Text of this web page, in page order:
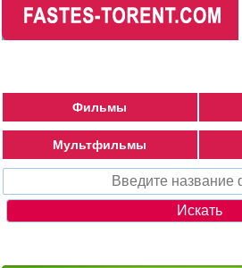
Фильмы
Мультфильмы